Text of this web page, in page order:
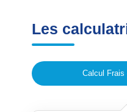
Les
Calcul Frais